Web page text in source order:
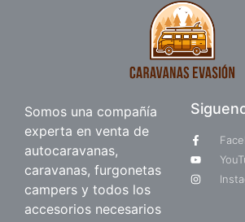
Somos una compañía
experta en venta de
autocaravanas,
caravanas, furgonetas
campers y todos los
accesorios necesarios